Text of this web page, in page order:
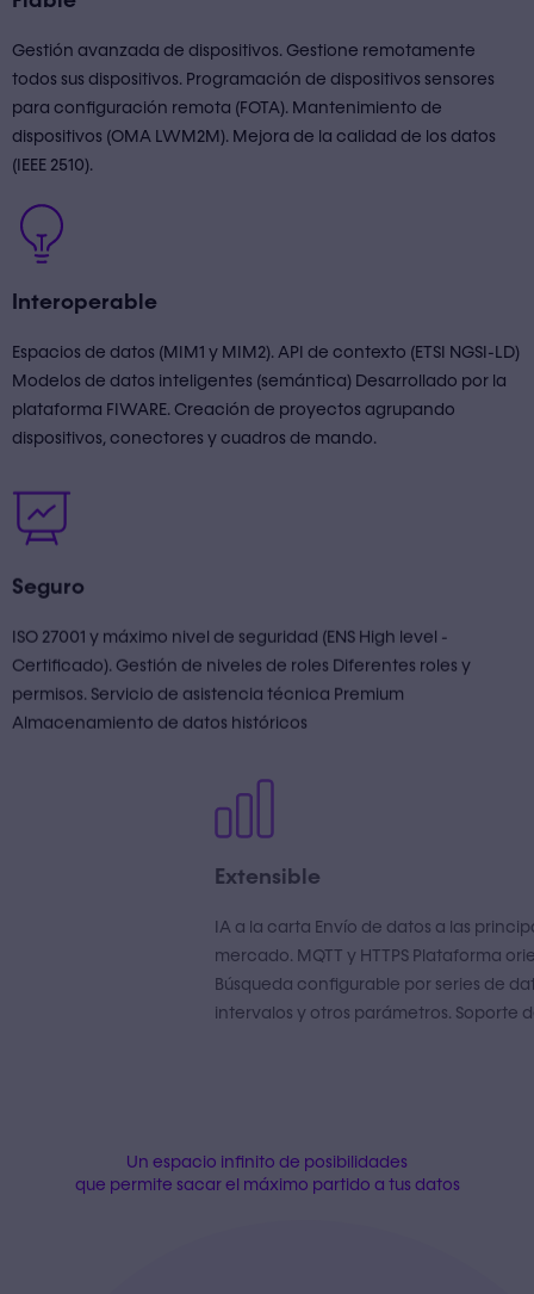
Gestión avanzada de dispositivos. Gestione remotamente
todos sus dispositivos. Programación de dispositivos sensores
para configuración remota (FOTA). Mantenimiento de
dispositivos (OMA LWM2M). Mejora de la calidad de los datos
(IEEE 2510).
Interoperable
Espacios de datos (MIM1 y MIM2). API de contexto (ETSI NGSI-LD)
Modelos de datos inteligentes (semántica) Desarrollado por la
plataforma FIWARE. Creación de proyectos agrupando
dispositivos, conectores y cuadros de mando.
Seguro
ISO 27001 y máximo nivel de seguridad (ENS High level -
Certificado). Gestión de niveles de roles Diferentes roles y
permisos. Servicio de asistencia técnica Premium
IA a la carta Envío de datos a las principales Nubes del
mercado. MQTT y HTTPS Plataforma orientada a datos.
Búsqueda configurable por series de datos, rango, fecha,
intervalos y otros parámetros. Soporte de Edge Computing.
Un espacio infinito de posibilidades
que permite sacar el máximo partido a tus datos